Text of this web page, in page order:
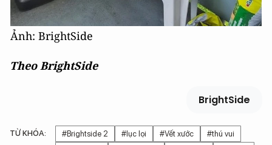
Ảnh: BrightSide
Theo BrightSide
BrightSide
TỪ KHÓA: #Brightside 2 #lục lọi #Vết xước
#thú vui